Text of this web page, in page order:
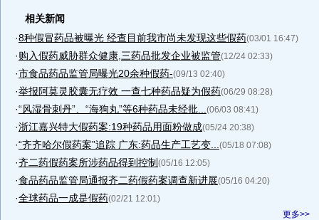
相关新闻
·8种假冒药品被曝光 经查目前我市尚未发现这些假药(03/01 16:47)
·购入假药威胁群众健康,三药品批发企业被监管(12/24 02:33)
·市食品药品监管局曝光20余种假药-(09/13 02:40)
·举报阿莫灵胶囊无疗效 一查七种药品疑为假药(06/29 08:28)
·“风湿骨刺丹”、“海狗丸”等6种药品未经批... (06/03 08:41)
·浙江嘉兴特大假药案:19种药品用面粉做成(05/24 20:38)
·“齐齐哈尔假药案”追踪 广东:药品生产工艺变... (05/18 07:08)
·齐二药假药案所涉药品得到控制 (05/16 12:05)
·食品药品监管局通报齐二药假药案调查新进展(05/16 04:20)
·全球药品一成是假药(02/21 12:01)
更多>>